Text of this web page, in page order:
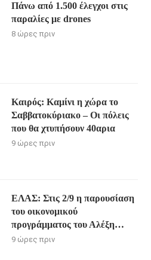
Πάνω από 1.500 έλεγχοι στις
παραλίες με drones
8 ώρες πριν
Καιρός: Καμίνι η χώρα το
Σαββατοκύριακο – Οι πόλεις
που θα χτυπήσουν 40αρια
9 ώρες πριν
ΕΛΑΣ: Στις 2/9 η παρουσίαση
του οικονομικού
προγράμματος του Αλέξη
Τσίπρα
9 ώρες πριν